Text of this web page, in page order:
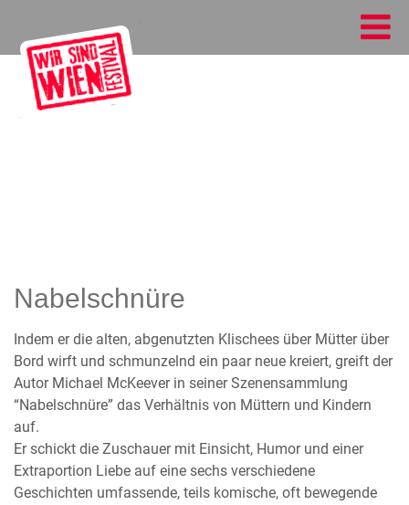
Nabelschnüre
Indem er die alten, abgenutzten Klischees über Mütter über
Bord wirft und schmunzelnd ein paar neue kreiert, greift der
Autor Michael McKeever in seiner Szenensammlung
“Nabelschnüre” das Verhältnis von Müttern und Kindern
auf.
Er schickt die Zuschauer mit Einsicht, Humor und einer
Extraportion Liebe auf eine sechs verschiedene
Geschichten umfassende, teils komische, oft bewegende